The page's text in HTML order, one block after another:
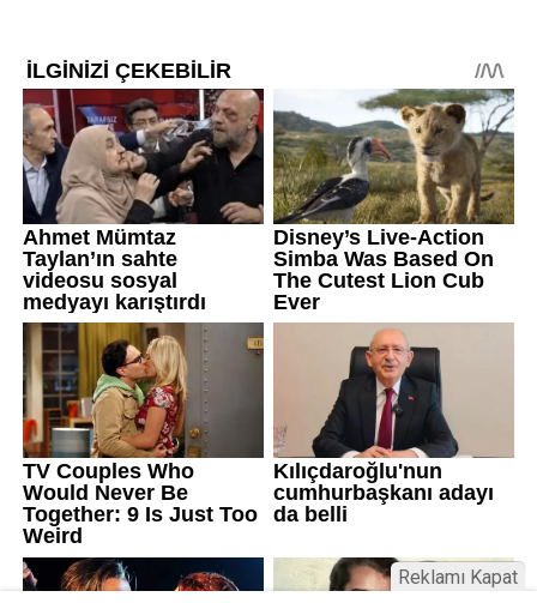
Reklamı Kapat